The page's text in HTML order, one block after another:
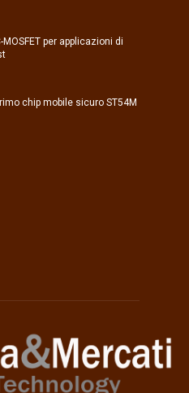
per applicazioni di
chip mobile sicuro ST54M